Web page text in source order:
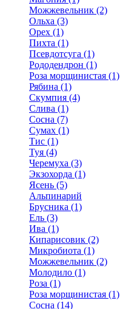
Можжевельник (2)
Ольха (3)
Орех (1)
Пихта (1)
Псевдотсуга (1)
Рододендрон (1)
Роза морщинистая (1)
Рябина (1)
Скумпия (4)
Слива (1)
Сосна (7)
Сумах (1)
Тис (1)
Туя (4)
Черемуха (3)
Экзохорда (1)
Ясень (5)
Альпинарий
Брусника (1)
Ель (3)
Ива (1)
Кипарисовик (2)
Микробиота (1)
Можжевельник (2)
Молодило (1)
Роза (1)
Роза морщинистая (1)
Сосна (14)